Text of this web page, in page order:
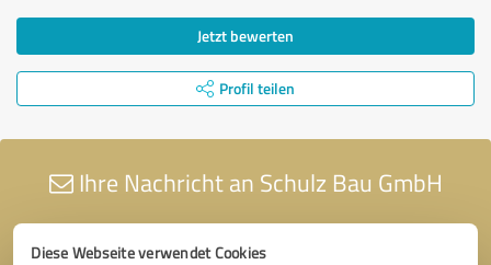
Diese Webseite verwendet Cookies
Jetzt bewerten
Profil teilen
Ihre Nachricht an Schulz Bau GmbH